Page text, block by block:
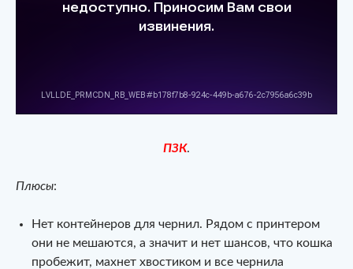
ПЗК.
Плюсы:
Нет контейнеров для чернил. Рядом с принтером
они не мешаются, а значит и нет шансов, что кошка
пробежит, махнет хвостиком и все чернила